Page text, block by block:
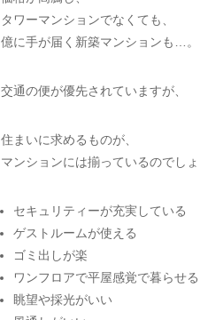
タワーマンションでなくても、
億に手が届く新築マンションも…。
交通の便が優先されていますが、
住まいに求めるものが、
マンションには揃っているのでし
セキュリティーが充実している
ゲストルームが使える
ゴミ出しが楽
ワンフロアで平屋感覚で暮らせる
眺望や採光がいい